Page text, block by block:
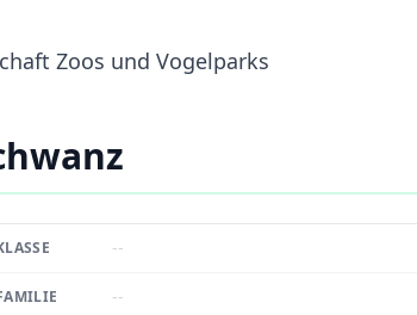
Zoos und Vogelparks
--
--